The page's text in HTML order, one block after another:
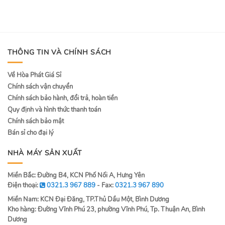
THÔNG TIN VÀ CHÍNH SÁCH
Về Hòa Phát Giá Sỉ
Chính sách vận chuyển
Chính sách bảo hành, đổi trả, hoàn tiền
Quy định và hình thức thanh toán
Chính sách bảo mật
Bán sỉ cho đại lý
NHÀ MÁY SẢN XUẤT
Miền Bắc: Đường B4, KCN Phố Nối A, Hưng Yên
Điện thoại:
0321.3 967 889 - Fax:0321.3 967 890
Miền Nam: KCN Đại Đăng, TP.Thủ Dầu Một, Bình Dương
Kho hàng: Đường Vĩnh Phú 23, phường Vĩnh Phú, Tp. Thuận An, Bình
Dương